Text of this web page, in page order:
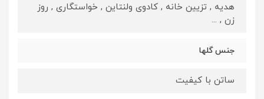
هدیه , تزیین خانه , کادوی ولنتاین , خواستگاری , روز
زن , ...
جنس گلها
ساتن با کیفیت